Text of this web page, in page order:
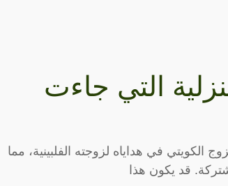
التي جاءت
في هداياه لزوجته الفلبينية، مما
قد يكون هذا